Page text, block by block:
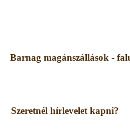
Barnag magánszállások -
Szeretnél hírlevelet kapni?